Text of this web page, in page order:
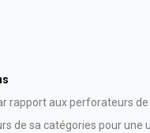
rapport aux perforateurs
de sa catégories pour une